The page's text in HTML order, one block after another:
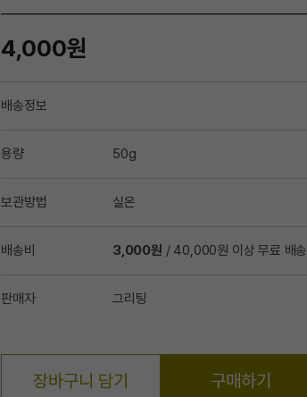
4,000원
배송정보
용량 50g
보관방법 실온
배송비 3,000원 / 40,000원 이상 무료 배송
판매자 그리팅
장바구니 담기 구매하기